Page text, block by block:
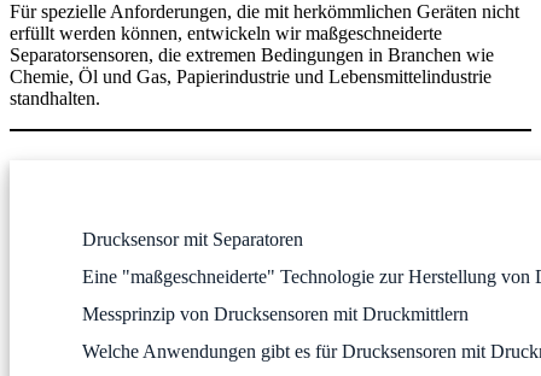
Für spezielle Anforderungen, die mit herkömmlichen Geräten nicht
erfüllt werden können, entwickeln wir maßgeschneiderte
Separatorsensoren, die extremen Bedingungen in Branchen wie
Chemie, Öl und Gas, Papierindustrie und Lebensmittelindustrie
standhalten.
Drucksensor mit Separatoren
Eine "maßgeschneiderte" Technologie zur Herstellung von
Messprinzip von Drucksensoren mit Druckmittlern
Welche Anwendungen gibt es für Drucksensoren mit